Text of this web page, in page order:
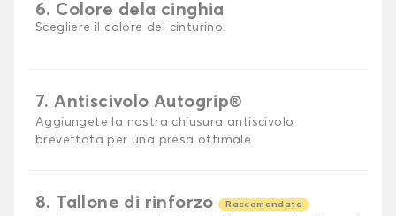
6. Colore dela cinghia
Scegliere il colore del cinturino.
7. Antiscivolo Autogrip®
Aggiungete la nostra chiusura antiscivolo
brevettata per una presa ottimale.
8. Tallone di rinforzo Raccomandato